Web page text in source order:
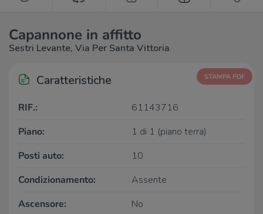
Capannone in affitto
Sestri Levante, Via Per Santa Vittoria
Caratteristiche STAMPA PDF
RIF.:
61143716
Piano:
1 di 1 (piano terra)
Posti auto:
10
Condizionamento:
Assente
Ascensore:
No